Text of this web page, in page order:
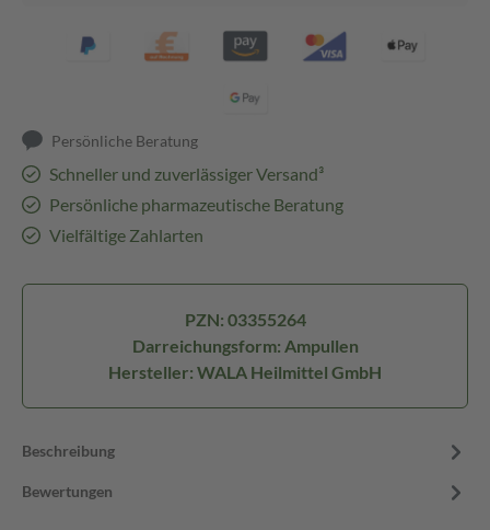
Persönliche Beratung
Schneller und zuverlässiger Versand³
Persönliche pharmazeutische Beratung
Vielfältige Zahlarten
PZN: 03355264
Darreichungsform: Ampullen
Hersteller: WALA Heilmittel GmbH
Beschreibung
Bewertungen